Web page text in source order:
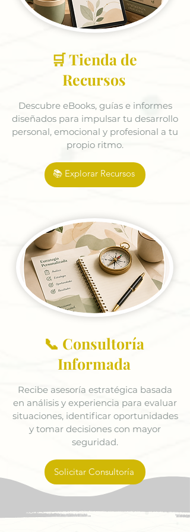
🛒 Tienda de
Recursos
Descubre eBooks, guías e informes
diseñados para impulsar tu desarrollo
personal, emocional y profesional a tu
propio ritmo.
📚 Explorar Recursos
📞 Consultoría
Informada
Recibe asesoría estratégica basada
en análisis y experiencia para evaluar
situaciones, identificar oportunidades
y tomar decisiones con mayor
seguridad.
Solicitar Consultoría